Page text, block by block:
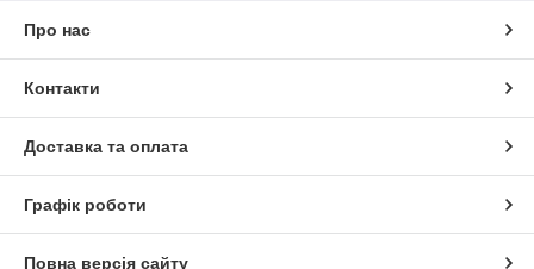
щітки для миття посуду з дозатором для миючого
щітки для миття столових приборів;
щітки для миття пляшок;
диспенсери для рідкого мила та миючих засобів
Революційні дизайнерські розробки від
Про нас
Контакти
Доставка та оплата
Графік роботи
Повна версія сайту